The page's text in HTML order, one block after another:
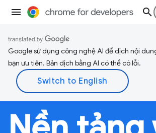
Google sử dụng công nghệ AI để dịch nội
bạn ưu tiên. Bản dịch bằng AI có thể có lỗi.